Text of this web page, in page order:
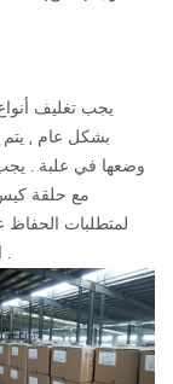
يجب تغليف
بشكل عام , يتم
وضعها في علبة .
مع حلقة
لمتطلبات
المرشح بالداخل . كما تقبل أي طرق تعبئة أخرى لك .